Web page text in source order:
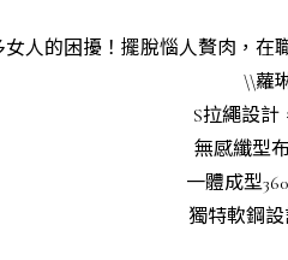
人的困擾！擺脫惱人贅肉，
\\蘿
S拉繩設
無感纖型
一體成型
獨特軟鋼